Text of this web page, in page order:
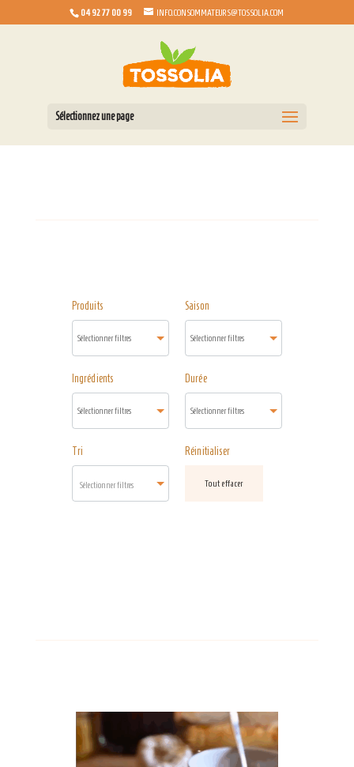
04 92 77 00 99 INFO.CONSOMMATEURS@TOSSOLIA.COM
Sélectionnez une page
Produits Saison
Ingrédients Durée
Tri
Sélectionner filtres
Réinitialiser
Tout effacer